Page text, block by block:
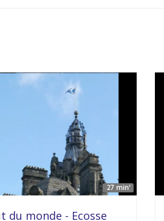
27 min'
du monde - Ecosse